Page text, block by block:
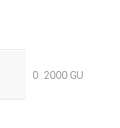
0...2000 GU